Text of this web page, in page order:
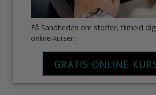
Få Sandheden om stoffer, tilmeld
online-kurser.
GRATIS ONLINE